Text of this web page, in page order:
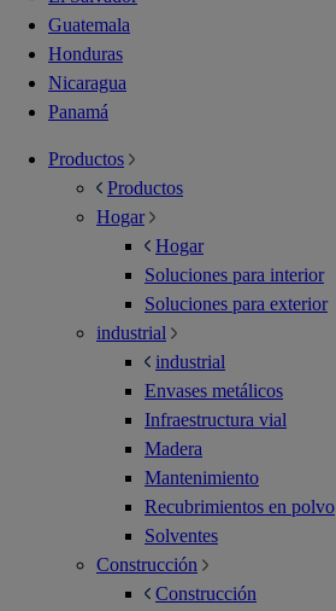
Guatemala
Honduras
Nicaragua
Panamá
Productos
Productos
Hogar
Hogar
Soluciones para interior
Soluciones para exterior
industrial
industrial
Envases metálicos
Infraestructura vial
Madera
Mantenimiento
Recubrimientos en polvo
Solventes
Construcción
Construcción